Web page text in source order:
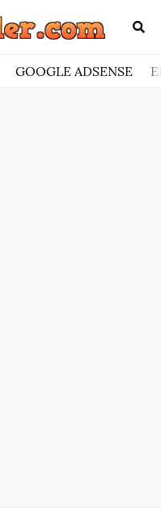
GOOGLE ADSENSE